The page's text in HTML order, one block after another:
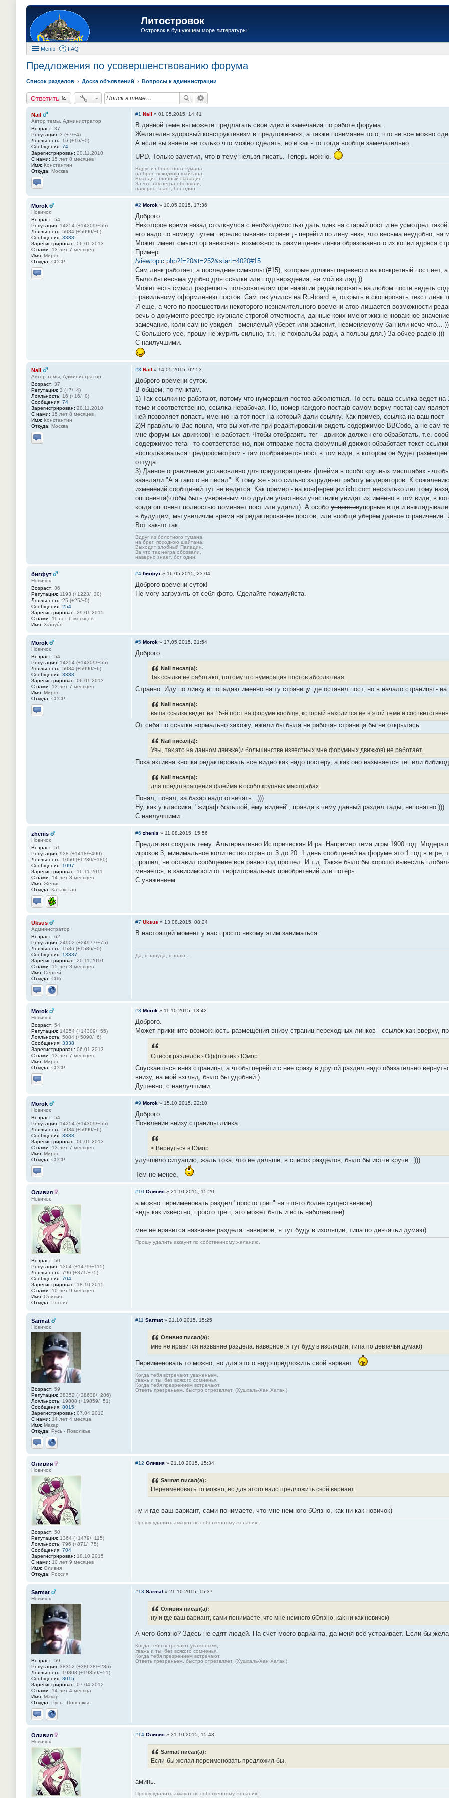
Литостровок
Островок в бушующем море литературы
Меню FAQ
Предложения по усовершенствованию форума
Список разделов Доска объявлений Вопросы к администрации
Ответить
Nail
Автор темы, Администратор
Возраст: 37
Репутация: 3 (+7/−4)
Лояльность: 16 (+16/−0)
Сообщения: 74
Зарегистрирован: 20.11.2010
С нами: 15 лет 8 месяцев
Имя: Константин
Откуда: Москва
Отправить личное сообщение
#1 Nail » 01.05.2015, 14:41
В данной теме вы можете предлагать свои идеи и замечания по работе форума.
Желателен здоровый конструктивизм в предложениях, а также понимание того, что не все можно
А если вы знаете не только что можно сделать, но и как - то тогда вообще замечательно.
UPD. Только заметил, что в тему нельзя писать. Теперь можно.
Вдруг из болотного тумана,
на брег, походкою шайтана.
Выходит злобный Паладин.
За что так негра обозвали,
наверно знает, бог один.
Morok
Новичок
Возраст: 54
Репутация: 14254 (+14309/−55)
Лояльность: 5084 (+5090/−6)
Сообщения: 3338
Зарегистрирован: 06.01.2013
С нами: 13 лет 7 месяцев
Имя: Мирон
Откуда: СССР
Отправить личное сообщение
#2 Morok » 10.05.2015, 17:36
Доброго.
Некоторое время назад столкнулся с необходимостью дать линк на старый пост и не усмотрел
его надо по номеру путем перелистывания страниц - перейти по лину незя, что весьма неудобно, на
Может имеет смысл организовать возможность размещения линка образованного из копии адреса
Пример:
/viewtopic.php?f=20&t=252&start=4020#15
Сам линк работает, а последние символы (#15), которые должны перевести на конкретный пост нет,
Было бы весьма удобно для ссылки или подтверждения, на мой взгляд.))
Может есть смысл разрешить пользователям при нажатии редактировать на любом посте видеть
правильному оформлению постов. Сам так учился на Ru-board_е, открыть и скопировать текст линк
И еще, а чего по просшествии некоторого незначительного времени атор лишается возможности
речь о документе реестре журнале строгой отчетности, данные коих имеют жизненноважное
замечание, коли сам не увидел - вменяемый уберет или заменит, невменяемому бан или исче что...
С большего усе, прошу не журить сильно, т.к. не похвальбы ради, а пользы для.) За обчее радею.)))
С наилучшими.
Nail
Автор темы, Администратор
Возраст: 37
Репутация: 3 (+7/−4)
Лояльность: 16 (+16/−0)
Сообщения: 74
Зарегистрирован: 20.11.2010
С нами: 15 лет 8 месяцев
Имя: Константин
Откуда: Москва
Отправить личное сообщение
#3 Nail » 14.05.2015, 02:53
Доброго времени суток.
В общем, по пунктам.
1) Так ссылки не работают, потому что нумерация постов абсолютная. То есть ваша ссылка ведет
теме и соответственно, ссылка нерабочая. Но, номер каждого поста(в самом верху поста) сам
ней позволяет попасть именно на тот пост на который дали ссылку. Как пример, ссылка на ваш пост -
2)Я правильно Вас понял, что вы хотите при редактировании видеть содержимое BBCode, а не сам
мне форумных движков) не работает. Чтобы отобразить тег - движок должен его обработать, т.е.
содержимое тега - то соответственно, при отправке поста форумный движок обработает текст
воспользоваться предпросмотром - там отображается пост в том виде, в котором он будет
оттуда.
3) Данное ограничение установлено для предотвращения флейма в особо крупных масштабах -
заявляли "А я такого не писал". К тому же - это сильно затрудняет работу модераторов. К
изменений сообщений тут не ведется. Как пример - на конференции ixbt.com несколько лет тому
оппонента(чтобы быть уверенным что другие участники участники увидят их именно в том виде, в
когда оппонент полностью поменяет пост или удалит). А особо упоротыеупорные еще и
в будущем, мы увеличим время на редактирование постов, или вообще уберем данное ограничение.
Вот как-то так.
Вдруг из болотного тумана,
на брег, походкою шайтана.
Выходит злобный Паладин.
За что так негра обозвали,
наверно знает, бог один.
бигфут
Новичок
Возраст: 36
Репутация: 1193 (+1223/−30)
Лояльность: 25 (+25/−0)
Сообщения: 254
Зарегистрирован: 29.01.2015
С нами: 11 лет 6 месяцев
Имя: Xiǎoyún
#4 бигфут » 16.05.2015, 23:04
Доброго времени суток!
Не могу загрузить от себя фото. Сделайте пожалуйста.
Morok
Новичок
Возраст: 54
Репутация: 14254 (+14309/−55)
Лояльность: 5084 (+5090/−6)
Сообщения: 3338
Зарегистрирован: 06.01.2013
С нами: 13 лет 7 месяцев
Имя: Мирон
Откуда: СССР
Отправить личное сообщение
#5 Morok » 17.05.2015, 21:54
Доброго.
Nail писал(а):
Так ссылки не работают, потому что нумерация постов абсолютная.
Странно. Иду по линку и попадаю именно на ту страницу где оставил пост, но в начало страницы -
Nail писал(а):
ваша ссылка ведет на 15-й пост на форуме вообще, который находится не в этой теме и
От себя по ссылке нормально захожу, ежели бы была не рабочая страница бы не открылась.
Nail писал(а):
Увы, так это на данном движке(и большинстве известных мне форумных движков) не работает.
Пока активна кнопка редактировать все видно как надо постеру, а как оно называется тег или
Nail писал(а):
для предотвращения флейма в особо крупных масштабах
Понял, понял, за базар надо отвечать...)))
Ну, как у классика: "жираф большой, ему видней", правда к чему данный раздел тады, непонятно.)))
С наилучшими.
zhenis
Новичок
Возраст: 51
Репутация: 928 (+1418/−490)
Лояльность: 1050 (+1230/−180)
Сообщения: 1097
Зарегистрирован: 16.11.2011
С нами: 14 лет 8 месяцев
Имя: Женис
Откуда: Казахстан
Отправить личное сообщение
ICQ
#6 zhenis » 11.08.2015, 15:56
Предлагаю создать тему: Альтернативно Историческая Игра. Например тема игры 1900 год.
игроков 3, минимальное количество стран от 3 до 20. 1 день сообщений на форуме это 1 год в игре,
прошел, не оставил сообщение все равно год прошел. И т.д. Также было бы хорошо вывесить
меняется, в зависимости от территориальных приобретений или потерь.
С уважением
Uksus
Администратор
Возраст: 62
Репутация: 24902 (+24977/−75)
Лояльность: 1586 (+1586/−0)
Сообщения: 13337
Зарегистрирован: 20.11.2010
С нами: 15 лет 8 месяцев
Имя: Сергей
Откуда: СПб
Отправить личное сообщение
Сайт
#7 Uksus » 13.08.2015, 08:24
В настоящий момент у нас просто некому этим заниматься.
Да, я зануда, я знаю...
Morok
Новичок
Возраст: 54
Репутация: 14254 (+14309/−55)
Лояльность: 5084 (+5090/−6)
Сообщения: 3338
Зарегистрирован: 06.01.2013
С нами: 13 лет 7 месяцев
Имя: Мирон
Откуда: СССР
Отправить личное сообщение
#8 Morok » 11.10.2015, 13:42
Доброго.
Может прикините возможность размещения внизу страниц переходных линков - ссылок как вверху,
Список разделов › Оффтопик › Юмор
Спускаешься вниз страницы, а чтобы перейти с нее сразу в другой раздел надо обязательно
внизу, на мой взгляд, было бы удобней.)
Душевно, с наилучшими.
Morok
Новичок
Возраст: 54
Репутация: 14254 (+14309/−55)
Лояльность: 5084 (+5090/−6)
Сообщения: 3338
Зарегистрирован: 06.01.2013
С нами: 13 лет 7 месяцев
Имя: Мирон
Откуда: СССР
Отправить личное сообщение
#9 Morok » 15.10.2015, 22:10
Доброго.
Появление внизу страницы линка
< Вернуться в Юмор
улучшило ситуацию, жаль тока, что не дальше, в список разделов, было бы истче круче...)))
Тем не менее,
Оливия
Новичок
Возраст: 50
Репутация: 1364 (+1479/−115)
Лояльность: 796 (+871/−75)
Сообщения: 704
Зарегистрирован: 18.10.2015
С нами: 10 лет 9 месяцев
Имя: Оливия
Откуда: Россия
#10 Оливия » 21.10.2015, 15:20
а можно переименовать раздел "просто треп" на что-то более существенное)
ведь как известно, просто треп, это может быть и есть наболевшее)
мне не нравится название раздела. наверное, я тут буду в изоляции, типа по девчачьи думаю)
Прошу удалить аккаунт по собственному желанию.
Sarmat
Новичок
Возраст: 59
Репутация: 38352 (+38638/−286)
Лояльность: 19808 (+19859/−51)
Сообщения: 8015
Зарегистрирован: 07.04.2012
С нами: 14 лет 4 месяца
Имя: Макар
Откуда: Русь - Поволжье
Отправить личное сообщение
Сайт
#11 Sarmat» 21.10.2015, 15:25
Оливия писал(а):
мне не нравится название раздела. наверное, я тут буду в изоляции, типа по девчачьи думаю)
Переименовать то можно, но для этого надо предложить свой вариант.
Когда тебя встречают уваженьем,
Уважь и ты, без всякого сомненья.
Когда тебя презрением встречают,
Ответь презреньем, быстро отрезвляет. (Хушхаль-Хан Хатак.)
Оливия
Новичок
Возраст: 50
Репутация: 1364 (+1479/−115)
Лояльность: 796 (+871/−75)
Сообщения: 704
Зарегистрирован: 18.10.2015
С нами: 10 лет 9 месяцев
Имя: Оливия
Откуда: Россия
#12 Оливия » 21.10.2015, 15:34
Sarmat писал(а):
Переименовать то можно, но для этого надо предложить свой вариант.
ну и где ваш вариант, сами понимаете, что мне немного бОязно, как ни как новичок)
Прошу удалить аккаунт по собственному желанию.
Sarmat
Новичок
Возраст: 59
Репутация: 38352 (+38638/−286)
Лояльность: 19808 (+19859/−51)
Сообщения: 8015
Зарегистрирован: 07.04.2012
С нами: 14 лет 4 месяца
Имя: Макар
Откуда: Русь - Поволжье
Отправить личное сообщение
Сайт
#13 Sarmat» 21.10.2015, 15:37
Оливия писал(а):
ну и где ваш вариант, сами понимаете, что мне немного бОязно, как ни как новичок)
А чего боязно? Здесь не едят людей. На счет моего варианта, да меня всё устраивает. Если-бы
Когда тебя встречают уваженьем,
Уважь и ты, без всякого сомненья.
Когда тебя презрением встречают,
Ответь презреньем, быстро отрезвляет. (Хушхаль-Хан Хатак.)
Оливия
Новичок
#14 Оливия » 21.10.2015, 15:43
Sarmat писал(а):
Если-бы желал переименовать предложил-бы.
аминь.
Прошу удалить аккаунт по собственному желанию.